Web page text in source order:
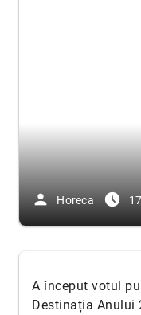
person Horeca access_time_filled
A început votul
Destinația Anului